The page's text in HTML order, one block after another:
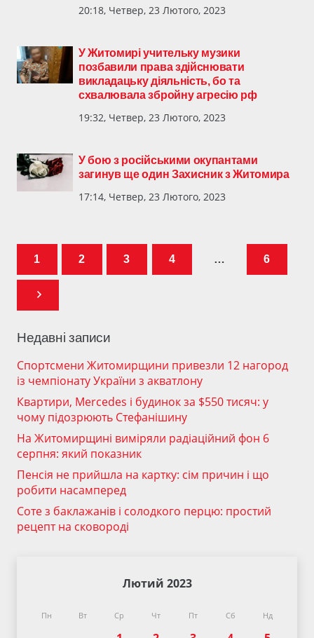
20:18, Четвер, 23 Лютого, 2023
У Житомирі учительку музики
позбавили права здійснювати
викладацьку діяльність, бо та
схвалювала збройну агресію рф
19:32, Четвер, 23 Лютого, 2023
У бою з російськими окупантами
загинув ще один Захисник з Житомира
17:14, Четвер, 23 Лютого, 2023
1 2 3 4 … 6
Недавні записи
Спортсмени Житомирщини привезли 12 нагород
із чемпіонату України з акватлону
Квартири, Mercedes і будинок за $550 тисяч: у
чому підозрюють Стефанішину
На Житомирщині виміряли радіаційний фон 6
серпня: який показник
Пенсія не прийшла на картку: сім причин і що
робити насамперед
Соте з баклажанів і солодкого перцю: простий
рецепт на сковороді
Лютий 2023
Пн Вт Ср Чт Пт Сб Нд